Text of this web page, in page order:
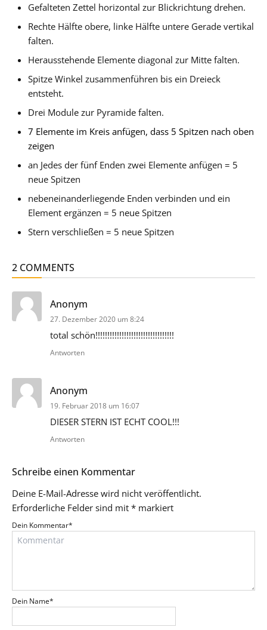
Gefalteten Zettel horizontal zur Blickrichtung drehen.
Rechte Hälfte obere, linke Hälfte untere Gerade vertikal
falten.
Herausstehende Elemente diagonal zur Mitte falten.
Spitze Winkel zusammenführen bis ein Dreieck
entsteht.
Drei Module zur Pyramide falten.
7 Elemente im Kreis anfügen, dass 5 Spitzen nach oben
zeigen
an Jedes der fünf Enden zwei Elemente anfügen = 5
neue Spitzen
nebeneinanderliegende Enden verbinden und ein
Element ergänzen = 5 neue Spitzen
Stern verschließen = 5 neue Spitzen
2 COMMENTS
Anonym
27. Dezember 2020 um 8:24
total schön!!!!!!!!!!!!!!!!!!!!!!!!!!!!!!!!!
Antworten
Anonym
19. Februar 2018 um 16:07
DIESER STERN IST ECHT COOL!!!
Antworten
Schreibe einen Kommentar
Deine E-Mail-Adresse wird nicht veröffentlicht.
Erforderliche Felder sind mit * markiert
Dein Kommentar*
Dein Name*